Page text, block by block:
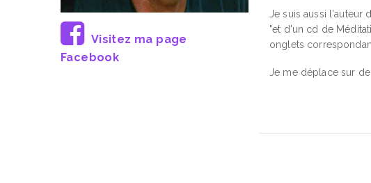
Visitez ma page
Facebook
Je suis aussi l'auteur
"et d'un cd de
onglets
Je me déplace sur